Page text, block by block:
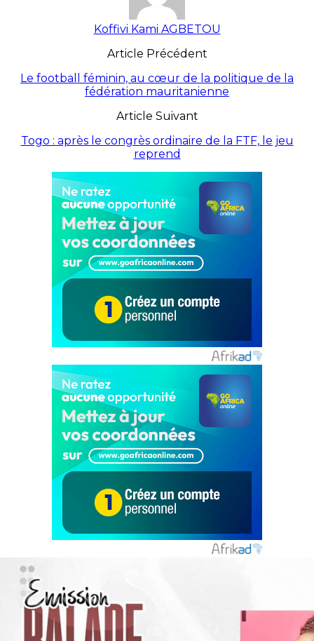
Koffivi Kami AGBETOU
Article Précédent
Le football féminin, au cœur de la politique de la
fédération mauritanienne
Article Suivant
Togo : après le congrès ordinaire de la FTF, le jeu
reprend